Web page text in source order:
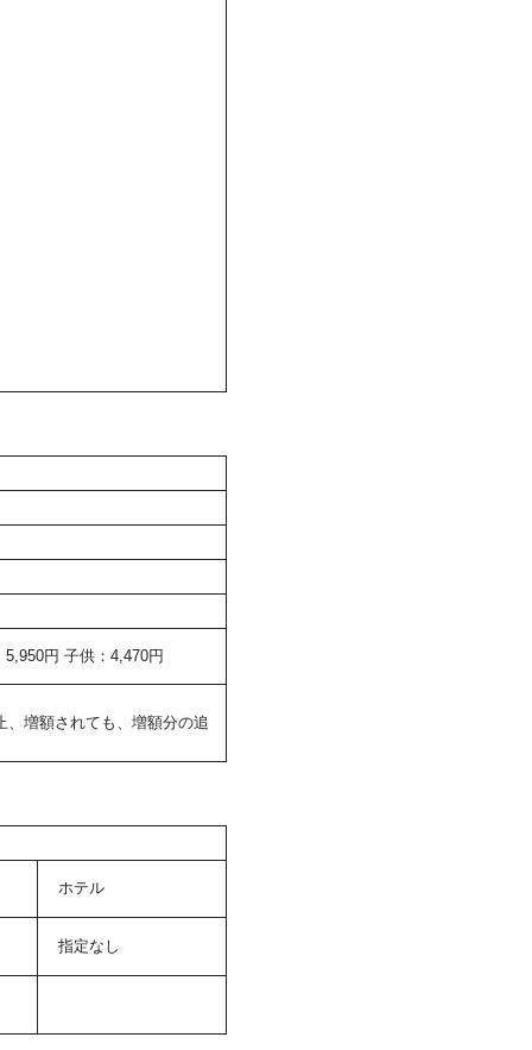
円 子供：4,470円
、増額されても、増額分の追
ホテル
指定なし